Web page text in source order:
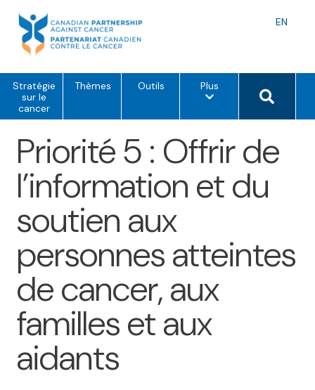
content
EN
Stratégie
sur le
cancer
Thèmes Outils Pluso
i
n
s
d
e
m
e
Search
Priorité 5 : Offrir de
l’information et du
soutien aux
personnes atteintes
de cancer, aux
familles et aux
aidants